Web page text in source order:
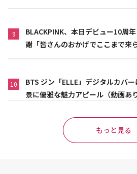
9
BLACKPINK、本日デビュー10周
謝「皆さんのおかげでここまで来
10
BTS ジン「ELLE」デジタルカバ
景に優雅な魅力アピール（動画あり
もっと見る